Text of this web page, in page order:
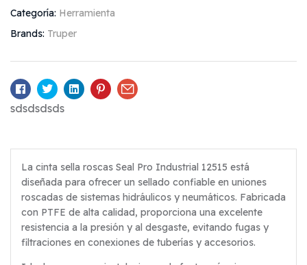
Categoría: Herramienta
Brands: Truper
Facebook
TwitterLinkedinPinterestEmail
sdsdsdsds
La cinta sella roscas Seal Pro Industrial 12515 está
diseñada para ofrecer un sellado confiable en uniones
roscadas de sistemas hidráulicos y neumáticos. Fabricada
con PTFE de alta calidad, proporciona una excelente
resistencia a la presión y al desgaste, evitando fugas y
filtraciones en conexiones de tuberías y accesorios.